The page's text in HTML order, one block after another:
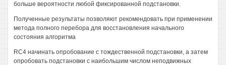
больше вероятности любой фиксированной подстановки.
Полученные результаты позволяют рекомендовать при применении
метода полного перебора для восстановления начального
состояния алгоритма
RC4 начинать опробование с тождественной подстановки, а затем
опробовать подстановки с наибольшим числом неподвижных